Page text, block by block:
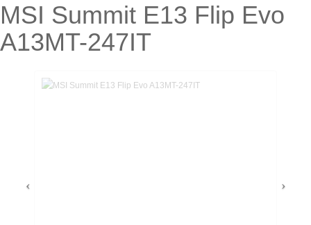
MSI Summit E13 Flip Evo
A13MT-247IT